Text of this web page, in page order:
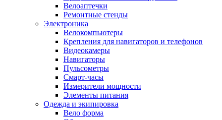
Велоаптечки
Ремонтные стенды
Электроника
Велокомпьютеры
Крепления для навигаторов и телефонов
Видеокамеры
Навигаторы
Пульсометры
Смарт-часы
Измерители мощности
Элементы питания
Одежда и экипировка
Вело форма